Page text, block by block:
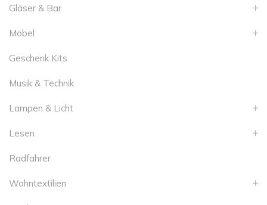
Gläser & Bar
Möbel
Geschenk Kits
Musik & Technik
Lampen & Licht
Lesen
Radfahrer
Wohntextilien